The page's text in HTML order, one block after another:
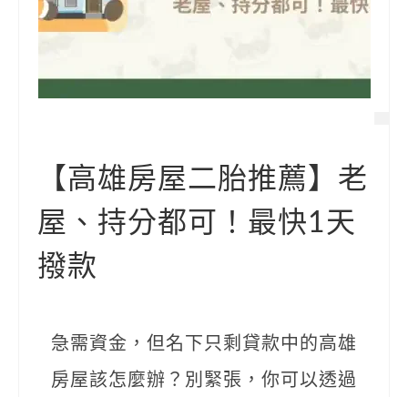
生活理財
【高雄房屋二胎推薦】老
屋、持分都可！最快1天
撥款
急需資金，但名下只剩貸款中的高雄
房屋該怎麼辦？別緊張，你可以透過